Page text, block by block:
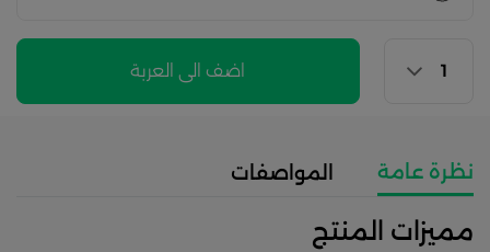
اضف الى العربة
نظرة عامة المواصفات
مميزات المنتج